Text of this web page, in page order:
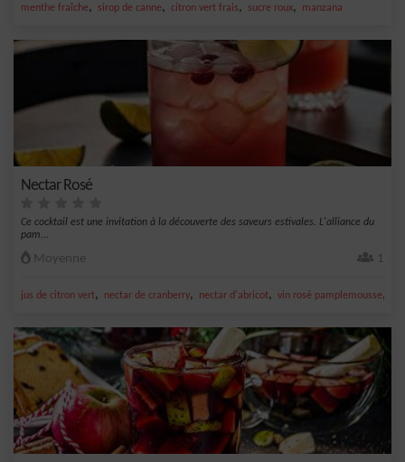
menthe fraîche, sirop de canne, citron vert frais, sucre roux, manzana
Nectar Rosé
Ce cocktail est une invitation à la découverte des saveurs estivales. L'alliance du
pam...
Moyenne 1
jus de citron vert, nectar de cranberry, nectar d'abricot, vin rosé pamplemousse,